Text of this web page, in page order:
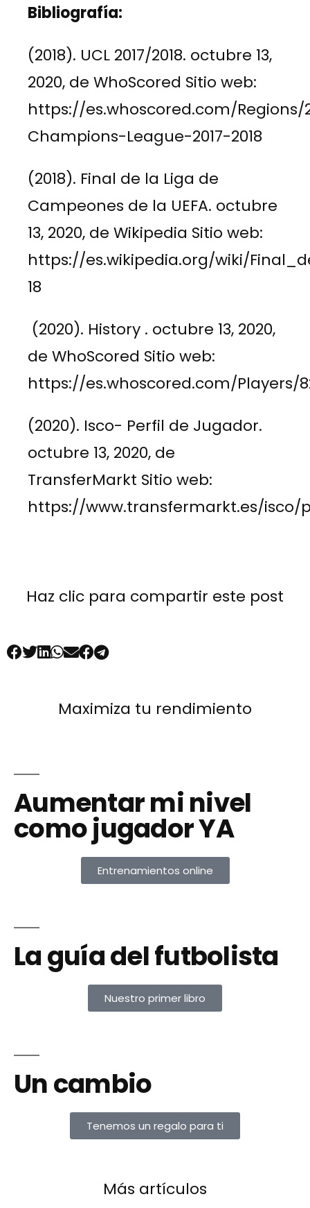
Bibliografía:
(2018). UCL 2017/2018. octubre 13,
2020, de WhoScored Sitio web:
https://es.whoscored.com/Regions/
Champions-League-2017-2018
(2018). Final de la Liga de
Campeones de la UEFA. octubre
13, 2020, de Wikipedia Sitio web:
https://es.wikipedia.org/wiki/
18
(2020). History . octubre 13, 2020,
de WhoScored Sitio web:
https://es.whoscored.com/Players/
(2020). Isco- Perfil de Jugador.
octubre 13, 2020, de
TransferMarkt Sitio web:
https://www.transfermarkt.es/isco/
Haz clic para compartir este post
Maximiza tu rendimiento
Aumentar mi nivel
como jugador YA
Entrenamientos online
La guía del futbolista
Nuestro primer libro
Un cambio
Tenemos un regalo para ti
Más artículos